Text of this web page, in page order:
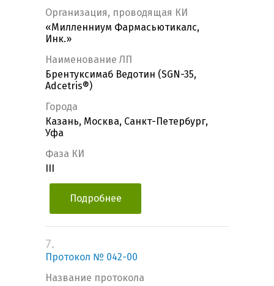
Организация, проводящая КИ
«Милленниум Фармасьютикалс,
Инк.»
Наименование ЛП
Брентуксимаб Ведотин (SGN-35,
Adcetris®)
Города
Казань, Москва, Санкт-Петербург,
Уфа
Фаза КИ
Подробнее
7.
Протокол № 042-00
Название протокола